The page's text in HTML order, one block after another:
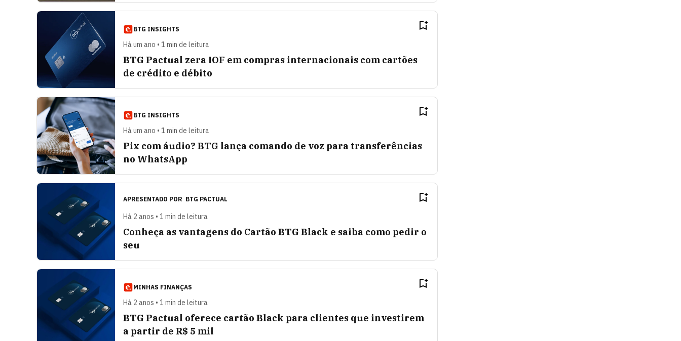
BTG INSIGHTS
Há um ano • 1 min de leitura
BTG Pactual zera IOF em compras internacionais com cartões
de crédito e débito
BTG INSIGHTS
Há um ano • 1 min de leitura
Pix com áudio? BTG lança comando de voz para transferências
no WhatsApp
APRESENTADO POR BTG PACTUAL
Há 2 anos • 1 min de leitura
Conheça as vantagens do Cartão BTG Black e saiba como pedir o
seu
MINHAS FINANÇAS
Há 2 anos • 1 min de leitura
BTG Pactual oferece cartão Black para clientes que investirem
a partir de R$ 5 mil